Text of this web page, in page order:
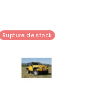
Rupture de stock